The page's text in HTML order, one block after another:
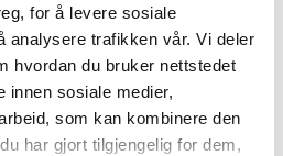
for å levere sosiale
analysere trafikken vår. Vi deler
hvordan du bruker nettstedet
innen sosiale medier,
som kan kombinere den
har gjort tilgjengelig for dem,
bedriftsprofil?
om redigeringstilgang